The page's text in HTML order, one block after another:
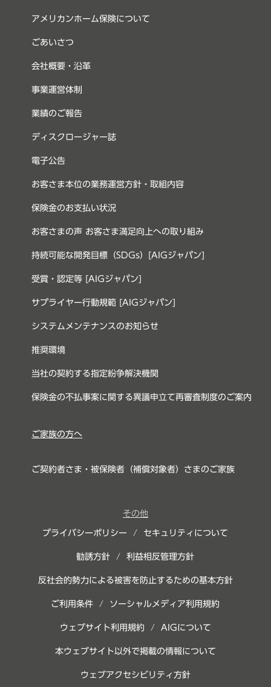
アメリカンホーム保険について
ごあいさつ
会社概要・沿革
事業運営体制
業績のご報告
ディスクロージャー誌
電子公告
お客さま本位の業務運営方針・取組内容
保険金のお支払い状況
お客さまの声 お客さま満足向上への取り組み
持続可能な開発目標（SDGs）[AIGジャパン]
受賞・認定等 [AIGジャパン]
サプライヤー行動規範 [AIGジャパン]
システムメンテナンスのお知らせ
推奨環境
当社の契約する指定紛争解決機関
保険金の不払事案に関する異議申立て再審査制度のご案内
ご家族の方へ
ご契約者さま・被保険者（補償対象者）さまのご家族
その他
プライバシーポリシー / セキュリティについて
勧誘方針 /利益相反管理方針
反社会的勢力による被害を防止するための基本方針
ご利用条件 / ソーシャルメディア利用規約
ウェブサイト利用規約 / AIGについて
本ウェブサイト以外で掲載の情報について
ウェブアクセシビリティ方針